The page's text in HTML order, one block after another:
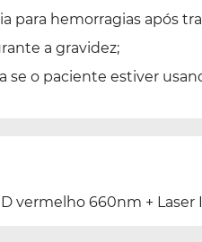
para hemorragias após
a gravidez;
se o paciente estiver
vermelho 660nm +